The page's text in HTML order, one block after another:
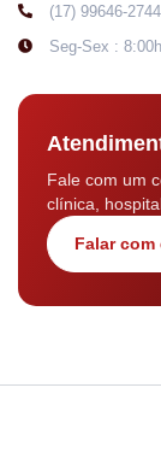
(17) 99646-2744
Seg-Sex :
Fale com um
clínica,
Falar